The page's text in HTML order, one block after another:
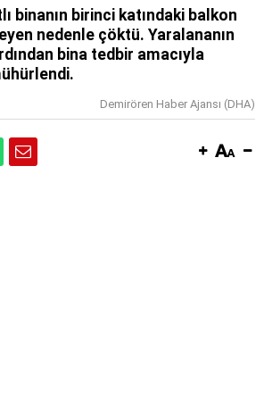
binanın birinci katındaki balkon
nedenle çöktü. Yaralananın
bina tedbir amacıyla
Demirören Haber Ajansı (DHA)